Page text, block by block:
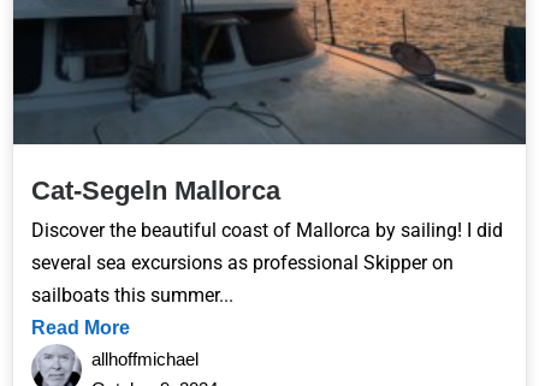
Cat-Segeln Mallorca
Discover the beautiful coast of Mallorca by sailing! I did
several sea excursions as professional Skipper on
sailboats this summer...
Read More
allhoffmichael